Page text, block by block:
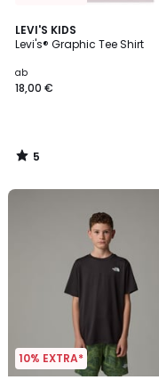
LEVI'S KIDS
Levi's® Graphic Tee Shirt
ab
18,00 €
5
/
5
/
10% EXTRA*